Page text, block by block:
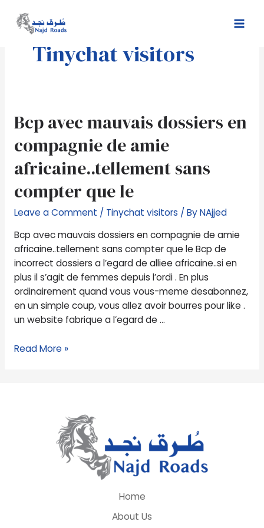
content
Tinychat visitors
Bcp avec mauvais dossiers en
compagnie de amie
africaine..tellement sans
compter que le
Leave a Comment / Tinychat visitors / ByNAjjed
Bcp avec mauvais dossiers en compagnie de amie
africaine..tellement sans compter que le Bcp de
incorrect dossiers a l’egard de alliee africaine..si en
plus il s’agit de femmes depuis l’ordi . En plus
ordinairement quand vous vous-meme desabonnez,
en un simple coup, vous allez avoir bourres pour like .
un website fabrique a l’egard de …
Bcp
avec
mauvais
dossiers
en
compagnie
de
amie
africaine..tellement
sans
compter
que
le
Read More »
Home
About Us